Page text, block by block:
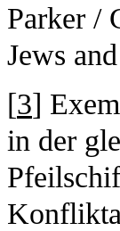
Parker /
Jews
[3]
in der